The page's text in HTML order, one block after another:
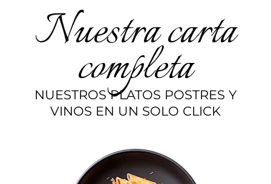
Nuestra carta
completa
NUESTROS PLATOS POSTRES Y
VINOS EN UN SOLO CLICK